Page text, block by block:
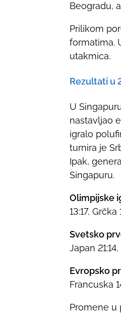
n
Beogradu,
Prilikom
formatima.
utakmica.
Rezultati u
U
nastavljao
igralo
turnira je
Ipak,
Singapuru.
Olimpijske
13:17, Grčka
Svetsko
Japan
Evropsko
Francuska
Promene u